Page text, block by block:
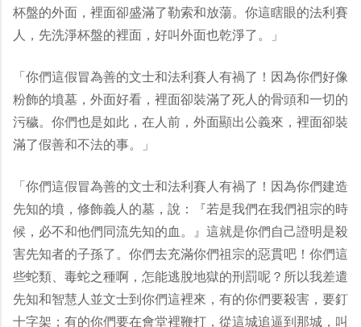
杯盤的外面，裡面卻盛滿了勒索和放蕩。你這瞎眼的法利賽
人，先洗淨杯盤的裡面，好叫外面也乾淨了。」
「你們這假冒為善的文士和法利賽人有禍了！因為你們好像
粉飾的墳墓，外面好看，裡面卻裝滿了死人的骨頭和一切的
污穢。你們也是如此，在人前，外面顯出公義來，裡面卻裝
滿了假善和不法的事。」
「你們這假冒為善的文士和法利賽人有禍了！因為你們建造
先知的墳，修飾義人的墓，說：『若是我們在我們祖宗的時
候，必不和他們同流先知的血。』這就是你們自己證明是殺
害先知者的子孫了。你們去充滿你們祖宗的惡貫吧！你們這
些蛇類、毒蛇之種啊，怎能逃脫地獄的刑罰呢？所以我差遣
先知和智慧人並文士到你們這裡來，有的你們要殺害，要釘
十字架；有的你們要在會堂裡鞭打，從這城追逼到那城，叫